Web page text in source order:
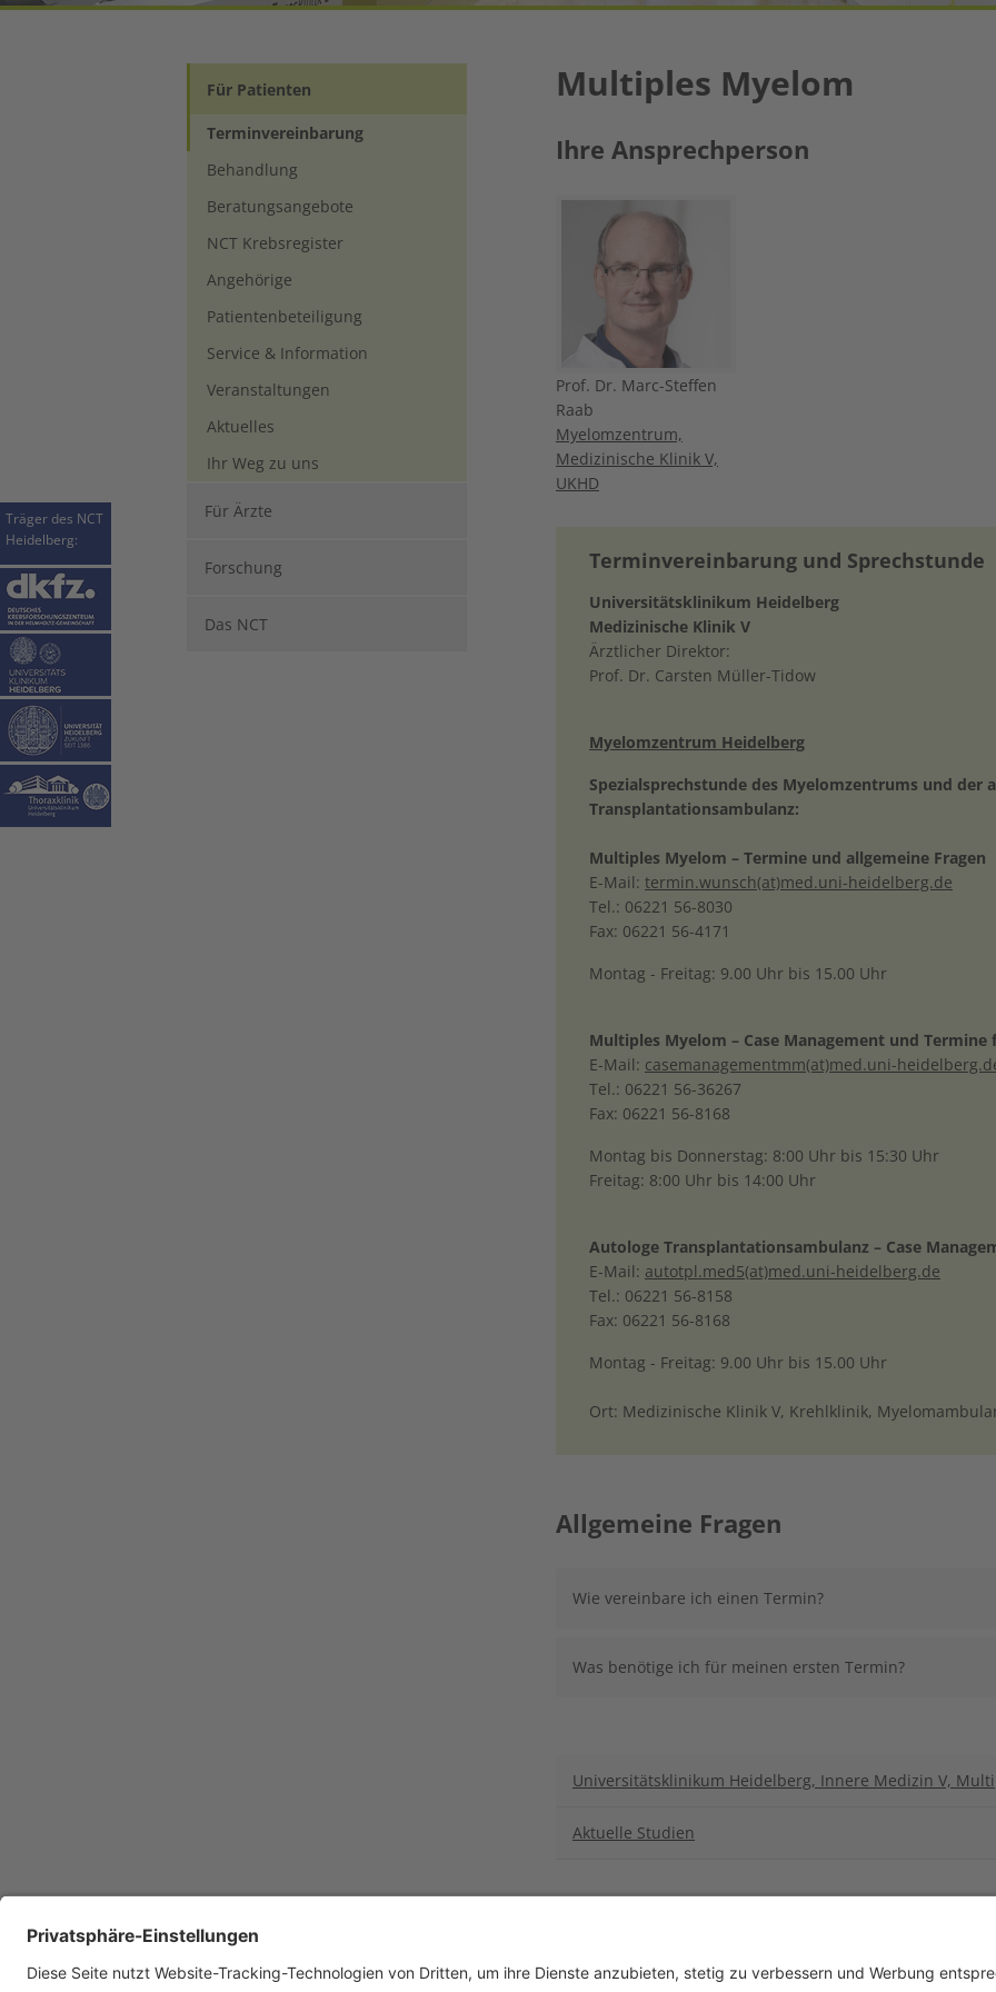
Für Patienten
Terminvereinbarung
Behandlung
Beratungsangebote
NCT Krebsregister
Angehörige
Patientenbeteiligung
Service & Information
Veranstaltungen
Aktuelles
Ihr Weg zu uns
Für Ärzte
Forschung
Das NCT
Multiples Myelom
Ihre Ansprechperson
Prof. Dr. Marc-Steffen
Raab
Myelomzentrum,
Medizinische Klinik V,
UKHD
Terminvereinbarung und Sprechstunde
Universitätsklinikum Heidelberg
Medizinische Klinik V
Ärztlicher Direktor:
Prof. Dr. Carsten Müller-Tidow
Myelomzentrum Heidelberg
Spezialsprechstunde des Myelomzentrums und der
Transplantationsambulanz:
Multiples Myelom – Termine und allgemeine Fragen
E-Mail: termin.wunsch(at)med.uni-heidelberg.de
Tel.: 06221 56-8030
Fax: 06221 56-4171
Montag - Freitag: 9.00 Uhr bis 15.00 Uhr
Multiples Myelom – Case Management und
E-Mail: casemanagementmm(at)med.uni-
Tel.: 06221 56-36267
Fax: 06221 56-8168
Montag bis Donnerstag: 8:00 Uhr bis 15:30 Uhr
Freitag: 8:00 Uhr bis 14:00 Uhr
Autologe Transplantationsambulanz – Case
E-Mail: autotpl.med5(at)med.uni-heidelberg.de
Tel.: 06221 56-8158
Fax: 06221 56-8168
Montag - Freitag: 9.00 Uhr bis 15.00 Uhr
Ort: Medizinische Klinik V, Krehlklinik,
Allgemeine Fragen
Wie vereinbare ich einen Termin?
Was benötige ich für meinen ersten Termin?
Universitätsklinikum Heidelberg, Innere Medizin V,
Aktuelle Studien
Träger des NCT
Heidelberg: